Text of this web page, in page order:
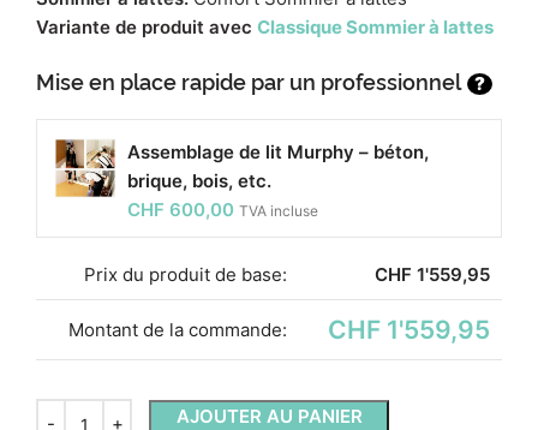
Variante de produit avec Classique Sommier à lattes
Mise en place rapide par un professionnel ?
Assemblage de lit Murphy – béton,
brique, bois, etc.
CHF 600,00 TVA incluse
Prix ​​du produit de base: CHF 1'559,95
Montant de la commande: CHF 1'559,95
AJOUTER AU PANIER